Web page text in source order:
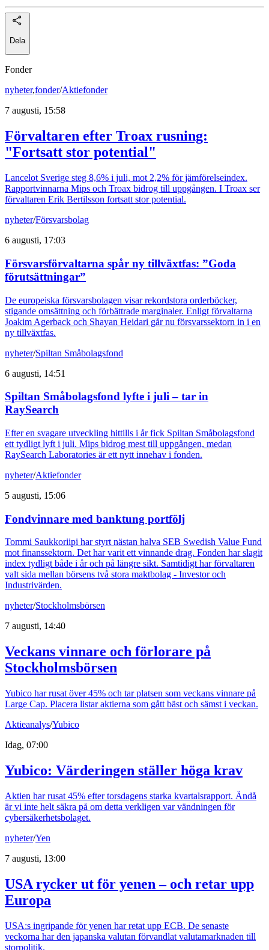
Dela
Fonder
nyheter,fonder/Aktiefonder
7 augusti, 15:58
Förvaltaren efter Troax rusning:
"Fortsatt stor potential"
Lancelot Sverige steg 8,6% i juli, mot 2,2% för jämförelseindex.
Rapportvinnarna Mips och Troax bidrog till uppgången. I Troax ser
förvaltaren Erik Bertilsson fortsatt stor potential.
nyheter/Försvarsbolag
6 augusti, 17:03
Försvarsförvaltarna spår ny tillväxtfas: ”Goda
förutsättningar”
De europeiska försvarsbolagen visar rekordstora orderböcker,
stigande omsättning och förbättrade marginaler. Enligt förvaltarna
Joakim Agerback och Shayan Heidari går nu försvarssektorn in i en
ny tillväxtfas.
nyheter/Spiltan Småbolagsfond
6 augusti, 14:51
Spiltan Småbolagsfond lyfte i juli – tar in
RaySearch
Efter en svagare utveckling hittills i år fick Spiltan Småbolagsfond
ett tydligt lyft i juli. Mips bidrog mest till uppgången, medan
RaySearch Laboratories är ett nytt innehav i fonden.
nyheter/Aktiefonder
5 augusti, 15:06
Fondvinnare med banktung portfölj
Tommi Saukkoriipi har styrt nästan halva SEB Swedish Value Fund
mot finanssektorn. Det har varit ett vinnande drag. Fonden har slagit
index tydligt både i år och på längre sikt. Samtidigt har förvaltaren
valt sida mellan börsens två stora maktbolag - Investor och
Industrivärden.
nyheter/Stockholmsbörsen
7 augusti, 14:40
Veckans vinnare och förlorare på
Stockholmsbörsen
Yubico har rusat över 45% och tar platsen som veckans vinnare på
Large Cap. Placera listar aktierna som gått bäst och sämst i veckan.
Aktieanalys/Yubico
Idag, 07:00
Yubico: Värderingen ställer höga krav
Aktien har rusat 45% efter torsdagens starka kvartalsrapport. Ändå
är vi inte helt säkra på om detta verkligen var vändningen för
cybersäkerhetsbolaget.
nyheter/Yen
7 augusti, 13:00
USA rycker ut för yenen – och retar upp
Europa
USA:s ingripande för yenen har retat upp ECB. De senaste
veckorna har den japanska valutan förvandlat valutamarknaden till
storpolitik.